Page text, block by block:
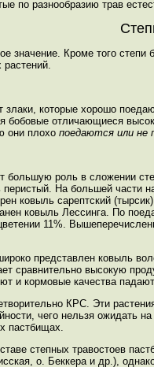
по разнообразию трав
значение. Кроме того
которые хорошо
отличающиеся
они плохо поедаются или не
большую роль в сложении
На большей части
ковыль сарептский
ковыль Лессинга. По
11%.
представлен ковыль
сравнительно высокую
и кормовые качества
КРС. Эти
чего нельзя ожидать
пастбищах.
степных травостоев
о. Беккера и др.),